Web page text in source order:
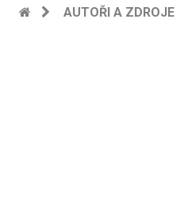
AUTOŘI A ZDROJE